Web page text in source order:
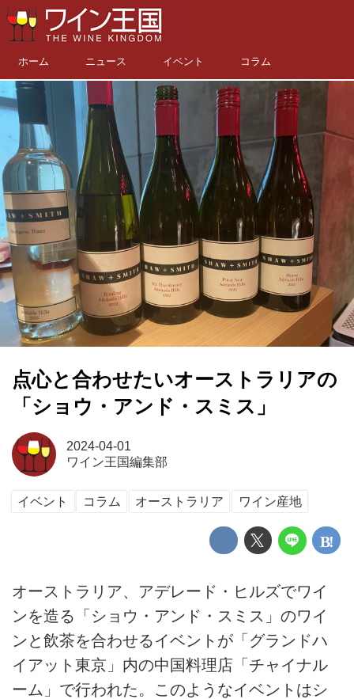
ホーム ニュース イベント コラム
点心と合わせたいオーストラリアの
「ショウ・アンド・スミス」
2024-04-01
ワイン王国編集部
イベント コラム オーストラリア ワイン産地
オーストラリア、アデレード・ヒルズでワイ
ンを造る「ショウ・アンド・スミス」のワイ
ンと飲茶を合わせるイベントが「グランドハ
イアット東京」内の中国料理店「チャイナル
ーム」で行われた。このようなイベントはシ